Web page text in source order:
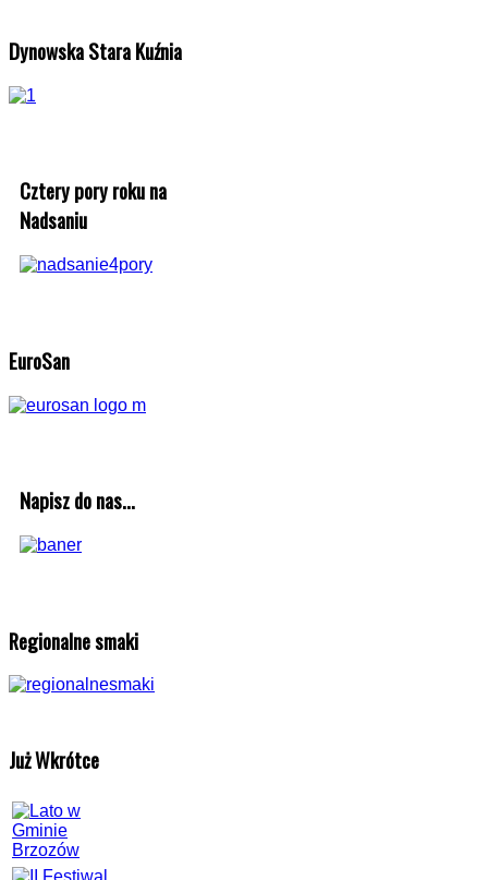
Dynowska Stara Kuźnia
Cztery pory roku na
Nadsaniu
EuroSan
Napisz do nas...
Regionalne smaki
Już Wkrótce